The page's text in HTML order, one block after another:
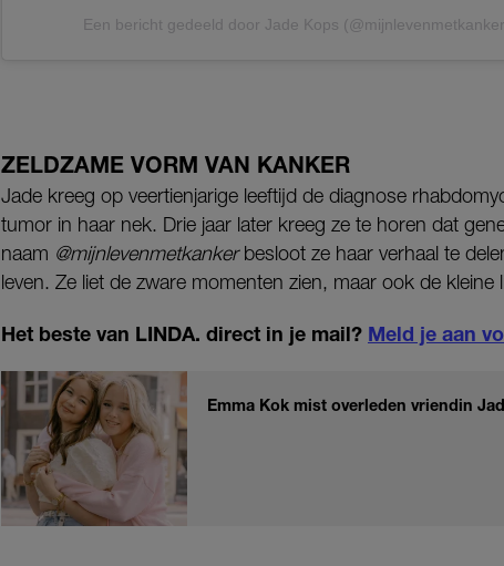
Een bericht gedeeld door Jade Kops
ZELDZAME VORM VAN KANKER
Jade kreeg op veertienjarige leeftijd de diagnose
tumor in haar nek. Drie jaar later kreeg ze te horen dat
naam @mijnlevenmetkankerbesloot ze haar verhaal te
leven. Ze liet de zware momenten zien, maar ook de kleine
Het beste van LINDA. direct in je mail? Meld je aan
Emma Kok mist overleden vriendin